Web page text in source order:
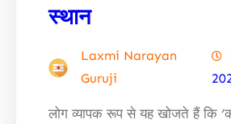
स्थान
Laxmi Narayan
Guruji
लोग व्यापक रूप से यह खोजते हैं कि